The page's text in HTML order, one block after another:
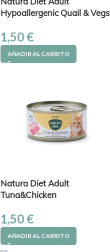
Hypoallergenic Quail & Vegs
1,50 €
AÑADIR AL CARRITO
Natura Diet Adult
Tuna&Chicken
1,50 €
AÑADIR AL CARRITO